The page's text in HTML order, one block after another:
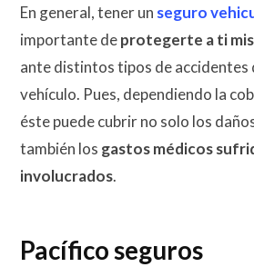
En general, tener un seguro
importante deprotegerte a ti
ante distintos tipos de accidentes
vehículo. Pues, dependiendo la
éste puede cubrir no solo los
también los gastos médicos
involucrados.
Pacífico seguros